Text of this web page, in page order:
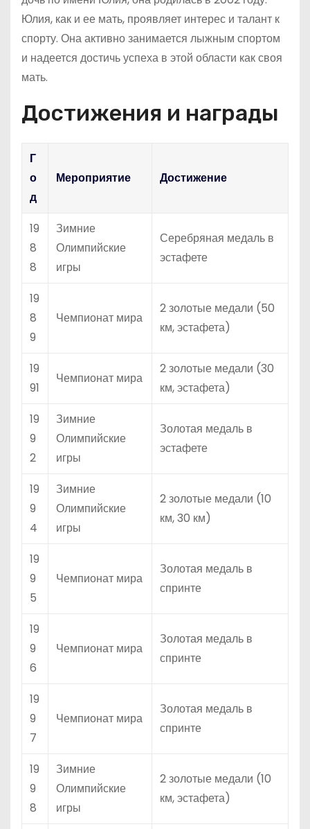
Юлия, как и ее мать, проявляет интерес и талант к
спорту. Она активно занимается лыжным спортом
и надеется достичь успеха в этой области как своя
мать.
Достижения и награды
Г
о
д
Мероприятие Достижение
19
8
8
Зимние
Олимпийские
игры
Серебряная медаль в
эстафете
19
8
9
Чемпионат мира
2 золотые медали (50
км, эстафета)
19
91
Чемпионат мира
2 золотые медали (30
км, эстафета)
19
9
2
Зимние
Олимпийские
игры
Золотая медаль в
эстафете
19
9
4
Зимние
Олимпийские
игры
2 золотые медали (10
км, 30 км)
19
9
5
Чемпионат мира
Золотая медаль в
спринте
19
9
6
Чемпионат мира
Золотая медаль в
спринте
19
9
7
Чемпионат мира
Золотая медаль в
спринте
19
9
8
Зимние
Олимпийские
игры
2 золотые медали (10
км, эстафета)